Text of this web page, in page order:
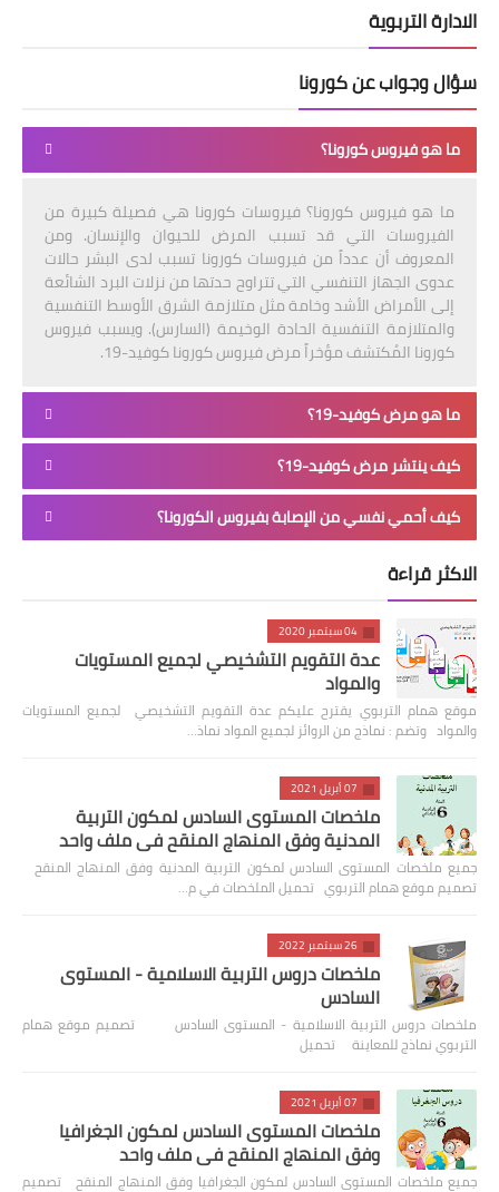
الادارة التربوية
سؤال وجواب عن كورونا
ما هو فيروس كورونا؟
ما هو فيروس كورونا؟ فيروسات كورونا هي فصيلة كبيرة من
الفيروسات التي قد تسبب المرض للحيوان والإنسان. ومن
المعروف أن عدداً من فيروسات كورونا تسبب لدى البشر حالات
عدوى الجهاز التنفسي التي تتراوح حدتها من نزلات البرد الشائعة
إلى الأمراض الأشد وخامة مثل متلازمة الشرق الأوسط التنفسية
والمتلازمة التنفسية الحادة الوخيمة (السارس). ويسبب فيروس
كورونا المُكتشف مؤخراً مرض فيروس كورونا كوفيد-19.
ما هو مرض كوفيد-19؟
كيف ينتشر مرض كوفيد-19؟
كيف أحمي نفسي من الإصابة بفيروس الكورونا؟
الاكثر قراءة
04 سبتمبر 2020
عدة التقويم التشخيصي لجميع المستويات
والمواد
موقع همام التربوي يقترح عليكم عدة التقويم التشخيصي لجميع المستويات
والمواد وتضم : نماذج من الروائز لجميع المواد نماذ…
07 أبريل 2021
ملخصات المستوى السادس لمكون التربية
المدنية وفق المنهاج المنقح في ملف واحد
جميع ملخصات المستوى السادس لمكون التربية المدنية وفق المنهاج المنقح
تصميم موقع همام التربوي تحميل الملخصات في م…
26 سبتمبر 2022
ملخصات دروس التربية الاسلامية - المستوى
السادس
ملخصات دروس التربية الاسلامية - المستوى السادس تصميم موقع همام
التربوي نماذج للمعاينة تحميل
07 أبريل 2021
ملخصات المستوى السادس لمكون الجغرافيا
وفق المنهاج المنقح في ملف واحد
جميع ملخصات المستوى السادس لمكون الجغرافيا وفق المنهاج المنقح تصميم